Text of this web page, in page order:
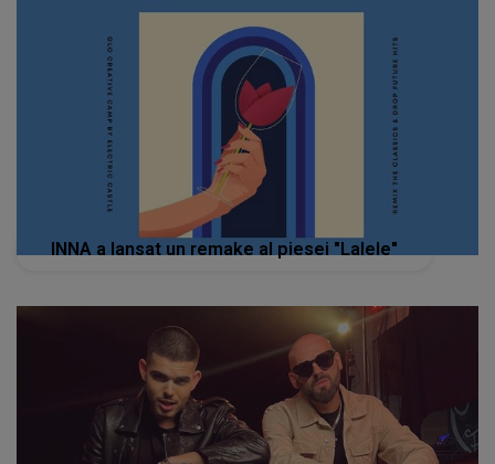
INNA a lansat un remake al piesei "Lalele"